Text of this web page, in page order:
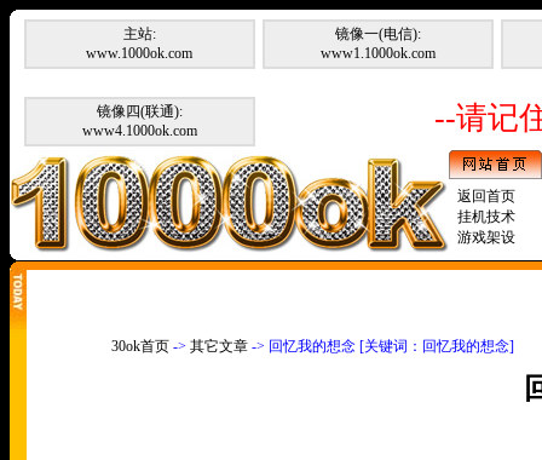
主站:
www.1000ok.com
镜像一(电信):
www1.1000ok.com
镜像四(联通):
www4.1000ok.com
--请记
返回首页
挂机技术
游戏架设
30ok首页 -> 其它文章 -> 回忆我的想念 [关键词：回忆我的想念]